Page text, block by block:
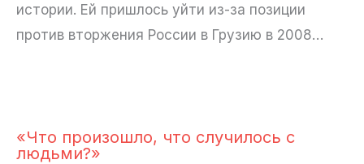
истории. Ей пришлось уйти из-за позиции
против вторжения России в Грузию в 2008…
«Что произошло, что случилось с
людьми?»